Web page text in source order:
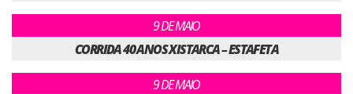
9 DE MAIO
CORRIDA 40 ANOS XISTARCA – ESTAFETA
9 DE MAIO